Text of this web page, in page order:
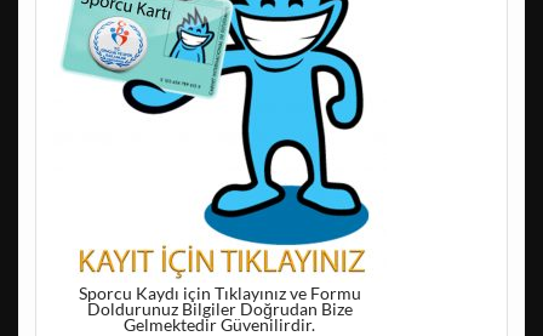
Sporcu Kaydı için Tıklayınız ve Formu
Doldurunuz Bilgiler Doğrudan Bize
Gelmektedir Güvenilirdir.